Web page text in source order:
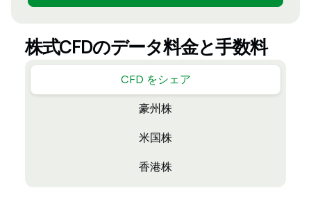
株式CFDのデータ料金と手数料
CFD をシェア
豪州株
米国株
香港株